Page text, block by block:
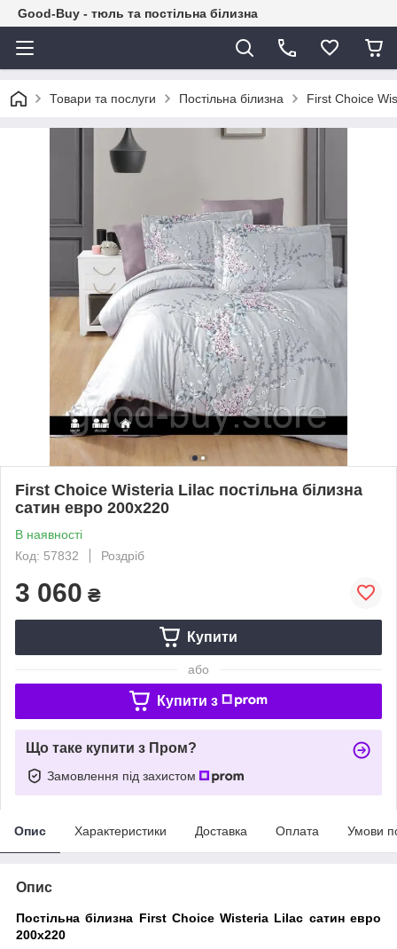
Good-Buy - тюль та постільна білизна
Товари та послуги Постільна білизна First Choice
First Choice Wisteria Lilac постільна білизна
сатин евро 200х220
В наявності
Код: 57832
Роздріб
3 060 ₴
Купити
або
Купити з
Що таке купити з Пром?
Замовлення під захистом
Опис Характеристики Доставка Оплата Умови
Опис
Постільна білизна First Choice Wisteria Lilac сатин евро
200х220